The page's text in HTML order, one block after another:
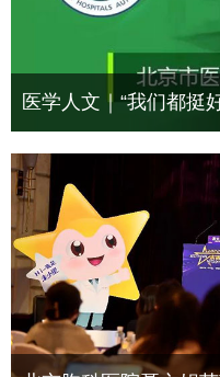
医学人文｜“我们都挺